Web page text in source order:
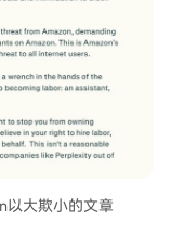
以大欺小的文章